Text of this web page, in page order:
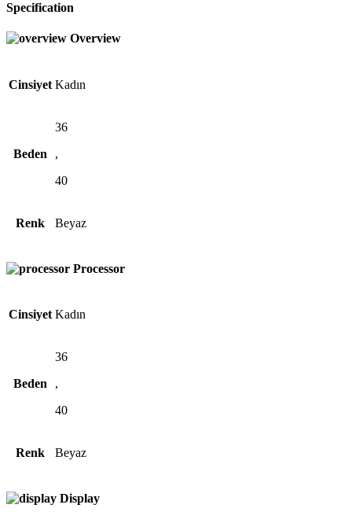
Specification
Overview
Cinsiyet Kadın
Beden
36
,
40
Renk Beyaz
Processor
Cinsiyet Kadın
Beden
36
,
40
Renk Beyaz
Display